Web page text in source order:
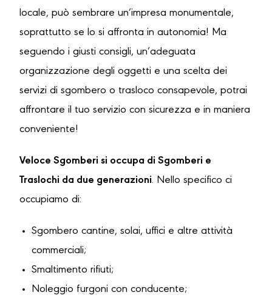
locale, può sembrare un’impresa monumentale,
soprattutto se lo si affronta in autonomia! Ma
seguendo i giusti consigli, un’adeguata
organizzazione degli oggetti e una scelta dei
servizi di sgombero o trasloco consapevole, potrai
affrontare il tuo servizio con sicurezza e in maniera
conveniente!
Veloce Sgomberi si occupa di Sgomberi e
Traslochi da due generazioni. Nello specifico ci
occupiamo di:
Sgombero cantine, solai, uffici e altre attività
commerciali;
Smaltimento rifiuti;
Noleggio furgoni con conducente;